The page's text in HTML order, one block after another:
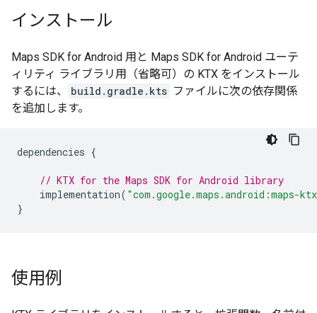
インストール
Maps SDK for Android 用と Maps SDK for Android ユーテ
ィリティ ライブラリ用（省略可）の KTX をインストール
するには、
build.gradle.kts ファイルに次の依存関係
を追加します。
dependencies {
// KTX for the Maps SDK for Android library
implementation( "com.google.maps.android:maps-
}
使用例